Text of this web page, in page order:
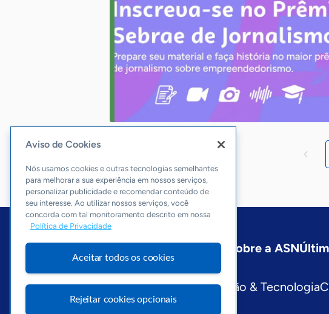
Rio Grande do Sul Sobre a ASN
Editorias
Economia & PolíticaInovação & Tecnologia
Aviso de Cookies
Nós usamos cookies e outras tecnologias semelhantes
para melhorar a sua experiência em nossos serviços,
personalizar publicidade e recomendar conteúdo de
seu interesse. Ao utilizar nossos serviços, você
concorda com tal monitoramento descrito em nossa
Política de Privacidade
Aceitar todos os cookies
Rejeitar cookies opcionais